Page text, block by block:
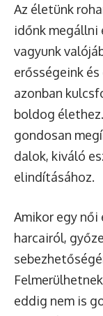
Az életünk
időnk megállni
vagyunk
erősségeink
azonban
boldog
gondosan
dalok, kiváló
elindításához.
Amikor egy
harcairól,
eddig nem is